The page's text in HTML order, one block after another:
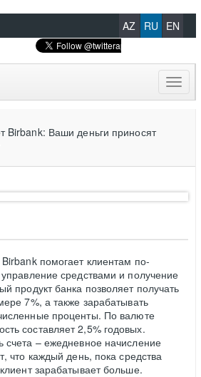
AZ RU EN
Birbank: Ваши деньги приносят
помогает клиентам по-
средствами и получение
продукт банка позволяет получать
7%, а также зарабатывать
проценты. По валюте
составляет 2,5% годовых.
счета – ежедневное начисление
что каждый день, пока средства
зарабатывает больше.